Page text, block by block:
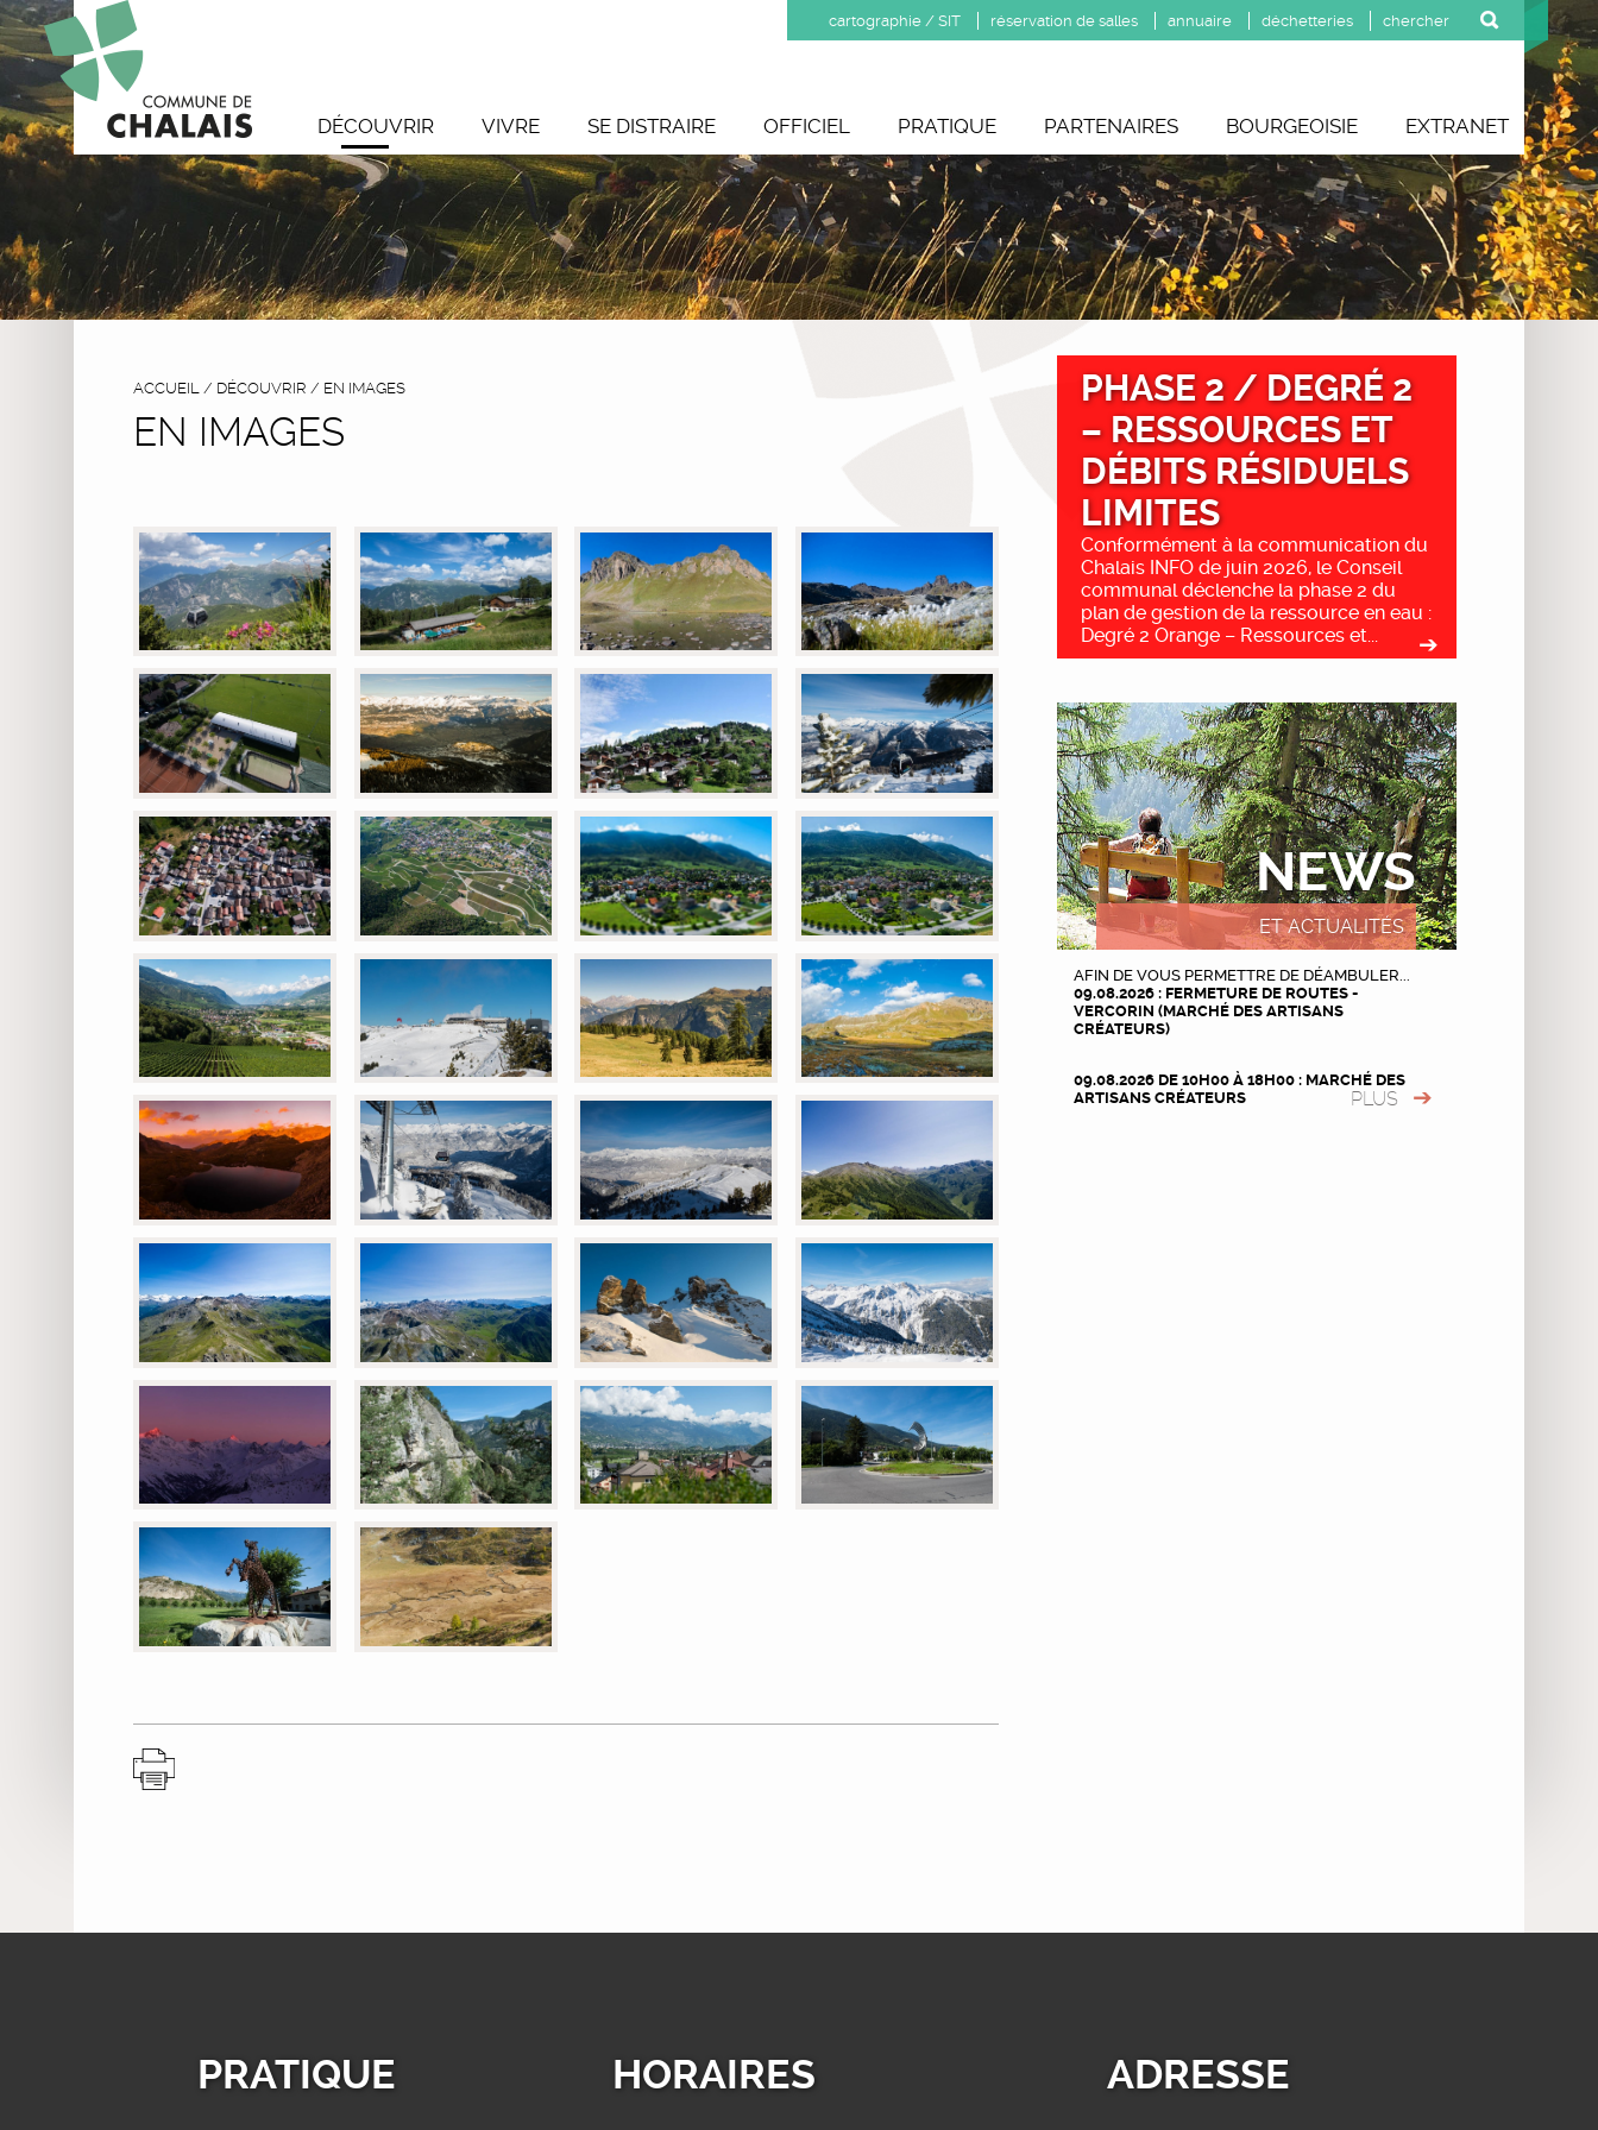
cartographie / SIT réservation de salles annuaire déchetteries
DÉCOUVRIR VIVRE SE DISTRAIRE OFFICIEL PRATIQUE PARTENAIRES BOURGEOISIE EXTRANET
ACCUEIL / DÉCOUVRIR / EN IMAGES
EN IMAGES
PHASE 2 / DEGRÉ 2
– RESSOURCES ET
DÉBITS RÉSIDUELS
LIMITES
Conformément à la communication du
Chalais INFO de juin 2026, le Conseil
communal déclenche la phase 2 du
plan de gestion de la ressource en eau :
Degré 2 Orange – Ressources et...
NEWS
ET ACTUALITÉS
AFIN DE VOUS PERMETTRE DE DÉAMBULER...
09.08.2026 : FERMETURE DE ROUTES -
VERCORIN (MARCHÉ DES ARTISANS
CRÉATEURS)
09.08.2026 DE 10H00 À 18H00 : MARCHÉ DES
ARTISANS CRÉATEURS
PLUS
PRATIQUE HORAIRES ADRESSE